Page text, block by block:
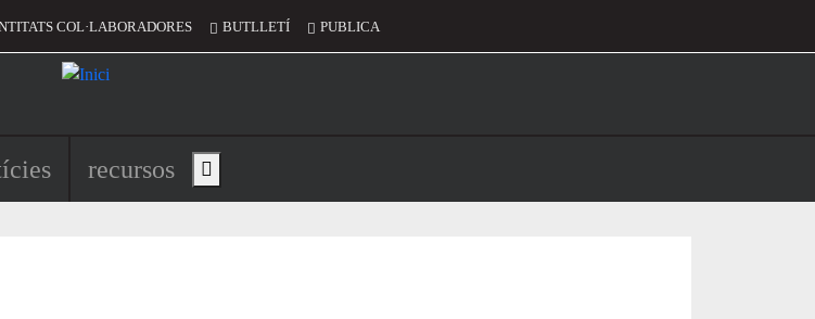
COL·LABORADORES BUTLLETÍ PUBLICA
principal de l'encapçalament
recursos Show main menu